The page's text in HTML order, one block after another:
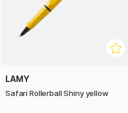
LAMY
Safari Rollerball Shiny yellow